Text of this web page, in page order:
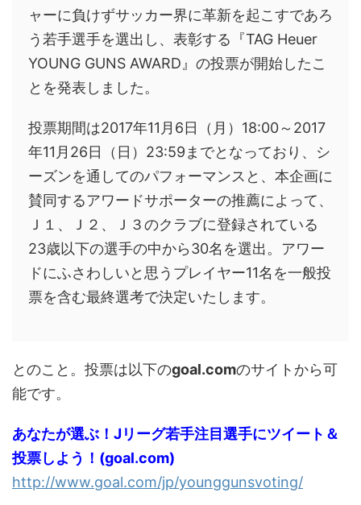
ャーに負けずサッカー界に革新を起こすであろ
う若手選手を選出し、表彰する『TAG Heuer
YOUNG GUNS AWARD』の投票が開始したこ
とを発表しました。
投票期間は2017年11月6日（月）18:00～2017
年11月26日（日）23:59までとなっており、シ
ーズンを通してのパフォーマンスと、本企画に
賛同するアワードサポーターの推薦によって、
Ｊ１、Ｊ２、Ｊ３のクラブに登録されている
23歳以下の選手の中から30名を選出。アワー
ドにふさわしいと思うプレイヤー11名を一般投
票を含む最終選考で決定いたします。
とのこと。投票は以下のgoal.comのサイトから可
能です。
あなたが選ぶ！Jリーグ若手注目選手にツイート＆
投票しよう！(goal.com)
http://www.goal.com/jp/younggunsvoting/